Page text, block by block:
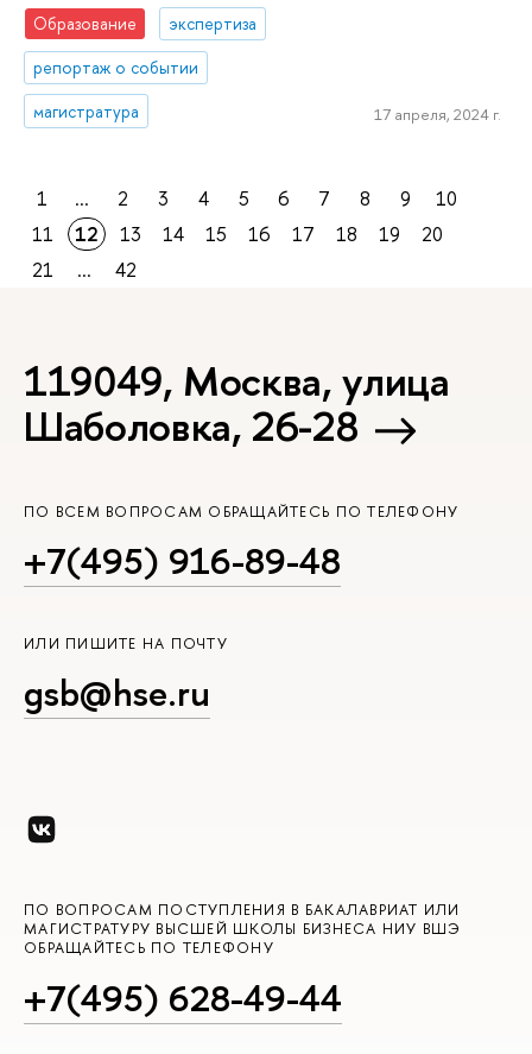
Образование
экспертиза
репортаж о событии
магистратура
17 апреля, 2024 г.
1 ... 2 3 4 5 6 7 8 9
10
11
12 13 14 15 16 17 18 19
20
21
... 42
119049, Москва, улица
Шаболовка, 26-28
ПО ВСЕМ ВОПРОСАМ ОБРАЩАЙТЕСЬ ПО ТЕЛЕФОНУ
+7(495) 916-89-48
ИЛИ ПИШИТЕ НА ПОЧТУ
gsb@hse.ru
ПО ВОПРОСАМ ПОСТУПЛЕНИЯ В БАКАЛАВРИАТ ИЛИ
МАГИСТРАТУРУ ВЫСШЕЙ ШКОЛЫ БИЗНЕСА НИУ ВШЭ
ОБРАЩАЙТЕСЬ ПО ТЕЛЕФОНУ
+7(495) 628-49-44